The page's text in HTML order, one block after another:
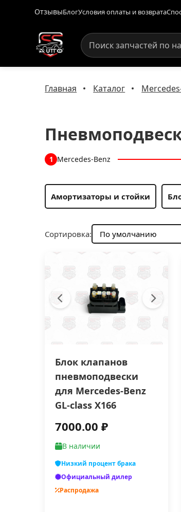
ОтзывыБлогУсловия оплаты и возврата
Главная Каталог
1 Mercedes-Benz
Амортизаторы и стойки
Сортировка:
Блок клапанов
пневмоподвески
для Mercedes-Benz
GL-class X166
7000.00 ₽
В наличии
Низкий процент брака
Официальный дилер
Распродажа